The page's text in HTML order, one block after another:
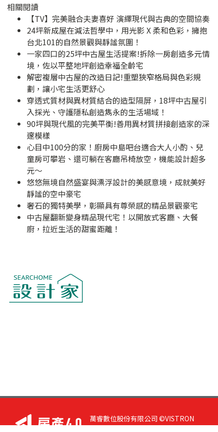
相關閱讀
【TV】完美融合夫妻喜好 演繹現代與古典的空間協奏
24坪新成屋在減法哲學中，用光影 X 柔和色彩，擁抱
台北101的自然景觀與靜謐氛圍！
一家四口的25坪中古屋生活提案!拆除一房創造多元情
境，佐以平整地坪創造幸福全齡宅
解密複層中古屋的改造日記!重塑狹窄格局與色彩規
劃，讓小宅生活更舒心
穿透式質材與異材質結合的造型隔屏，18坪中古屋引
入採光、守護隱私創造雋永的生活場域！
90坪與現代風的完美平衡!善用異材質拼接創造家的深
邃模樣
心目中100分的家！廚房中島吧台適合大人小酌、兒
童房可攀岩、還可躺在客廳吊椅放空，機能設計超多
元～
悠悠無境自然盛宴與漂浮設計的美感意境，成就美好
靜謐的空中豪宅
奢石的獨特美學，彰顯具有尊榮感的精品景觀豪宅
中古屋翻新變身精品現代宅！以開放式客廳、大餐
廚，拉近生活的甜蜜距離！
萬睿數位股份有限公司 ©VISTRON
DIGITAL All Right Reserved. 若您有任